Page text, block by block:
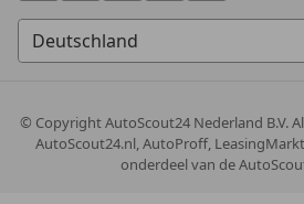
© CopyrightAutoScout24 Nederland B.V.
AutoScout24.nl, AutoProff,
onderdeel van de